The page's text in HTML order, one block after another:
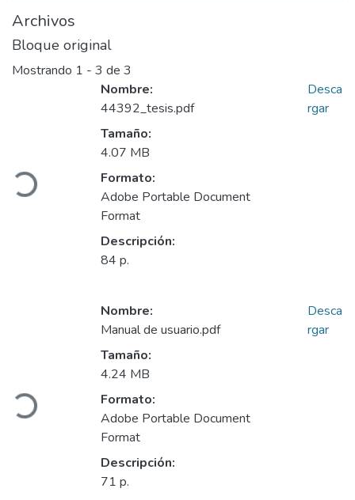
Archivos
Bloque original
Mostrando 1 - 3 de 3
Cargando...
Nombre:
44392_tesis.pdf
Tamaño:
4.07 MB
Formato:
Adobe Portable Document
Format
Descripción:
84 p.
Desca
rgar
Cargando...
Nombre:
Manual de usuario.pdf
Tamaño:
4.24 MB
Formato:
Adobe Portable Document
Format
Descripción:
71 p.
Desca
rgar